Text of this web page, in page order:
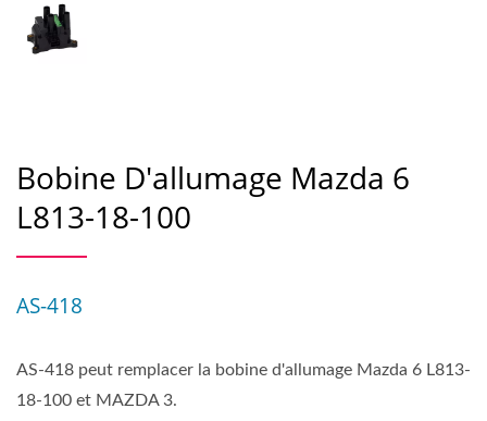
Bobine D'allumage Mazda 6
L813-18-100
AS-418
AS-418 peut remplacer la bobine d'allumage Mazda 6 L813-
18-100 et MAZDA 3.